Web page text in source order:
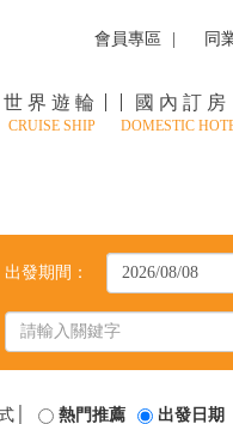
會員專區 同
世界遊輪
CRUISE SHIP
國內訂房
DOMESTIC
出發期間：
│ 熱門推薦 出發日期